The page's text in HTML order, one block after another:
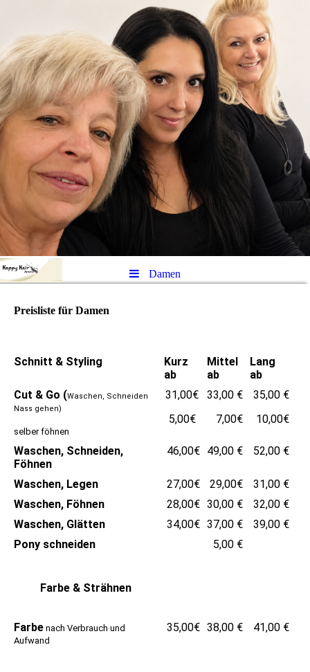
Damen
Preisliste für Damen
Schnitt & Styling
Kurz
ab
Mittel
ab
Lang
ab
Cut & Go (Waschen, Schneiden
Nass gehen)
selber föhnen
31,00€
5,00€
33,00 €
7,00€
35,00 €
10,00€
Waschen, Schneiden,
Föhnen
46,00€ 49,00 € 52,00 €
Waschen, Legen 27,00€ 29,00€
31,00 €
Waschen, Föhnen
28,00€ 30,00 €
32,00 €
Waschen, Glätten
34,00€ 37,00 €
39,00 €
Pony schneiden
5,00 €
Farbe & Strähnen
Farbe nach Verbrauch und
Aufwand
35,00€ 38,00 € 41,00 €